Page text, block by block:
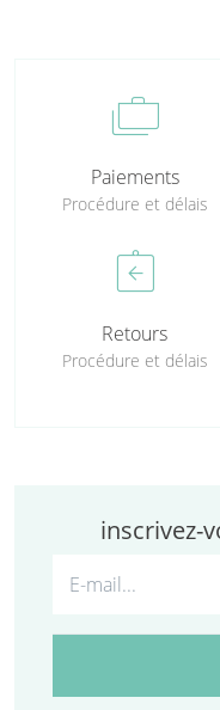
cases
Paiements
Procédure et délais
assignment_return
Retours
Procédure et délais
inscrivez-